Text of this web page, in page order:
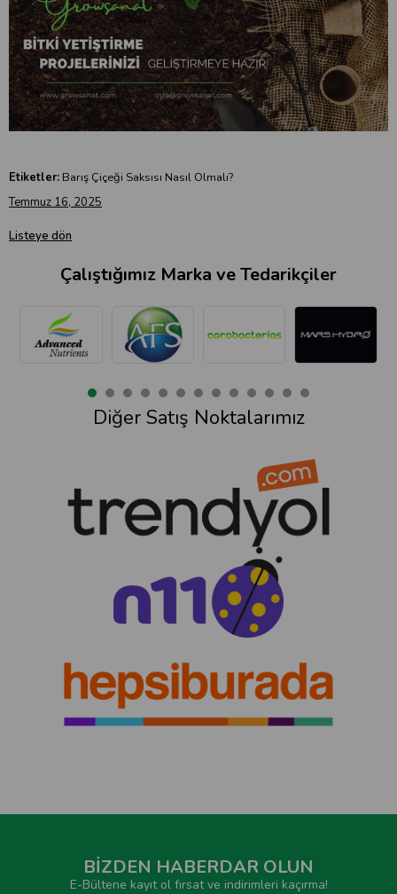
Etiketler: Barış Çiçeği Saksısı Nasıl Olmalı?
Temmuz 16, 2025
Listeye dön
Çalıştığımız Marka ve Tedarikçiler
Diğer Satış Noktalarımız
BİZDEN HABERDAR OLUN
E-Bültene kayıt ol fırsat ve indirimleri kaçırma!